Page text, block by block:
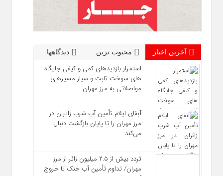
آخرین اخبار محبوب ترین دیدگاهها
استمرار بازدیدهای کمی و کیفی جایگاه‌
های سوخت ثابت و سیار مسیرهای
مواصلاتی به مرز مهران
آبفای ایلام تأمین آب شرب زائران در
مرز مهران را تا پایان بازگشت دنبال
می‌کند
تردد بیش از ۲.۵ میلیون زائر از مرز
مهران/ تداوم تأمین آب خنک تا خروج